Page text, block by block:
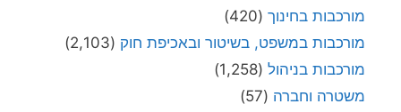
מורכבות בחינוך (420)
מורכבות במשפט, בשיטור ובאכיפת חוק (2,103)
מורכבות בניהול (1,258)
משטרה וחברה (57)